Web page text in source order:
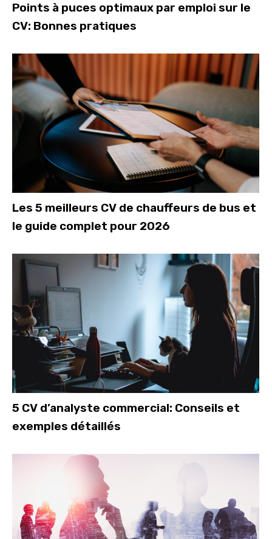
Points à puces optimaux par emploi sur le
CV: Bonnes pratiques
Les 5 meilleurs CV de chauffeurs de bus et
le guide complet pour 2026
5 CV d’analyste commercial: Conseils et
exemples détaillés